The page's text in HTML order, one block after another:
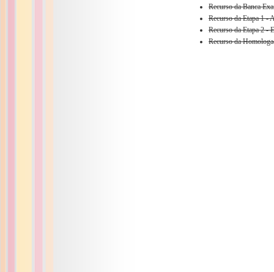
Recurso da Banca
Recurso da Etapa 1 -
Recurso da Etapa 2 -
Recurso da